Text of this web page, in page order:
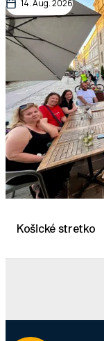
14. Aug. 2026
Košické stretko